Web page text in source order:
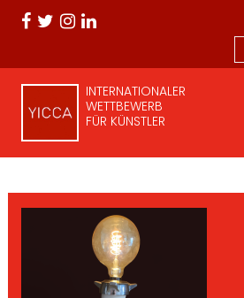
INTERNATIONALER
WETTBEWERB
FÜR KÜNSTLER